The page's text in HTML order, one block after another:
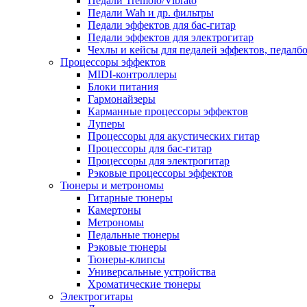
Педали Wah и др. фильтры
Педали эффектов для бас-гитар
Педали эффектов для электрогитар
Чехлы и кейсы для педалей эффектов,
Процессоры эффектов
MIDI-контроллеры
Блоки питания
Гармонайзеры
Карманные процессоры эффектов
Луперы
Процессоры для акустических гитар
Процессоры для бас-гитар
Процессоры для электрогитар
Рэковые процессоры эффектов
Тюнеры и метрономы
Гитарные тюнеры
Камертоны
Метрономы
Педальные тюнеры
Рэковые тюнеры
Тюнеры-клипсы
Универсальные устройства
Хроматические тюнеры
Электрогитары